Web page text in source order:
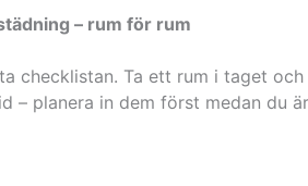
– rum för rum
checklistan. Ta ett rum i taget
– planera in dem först medan du